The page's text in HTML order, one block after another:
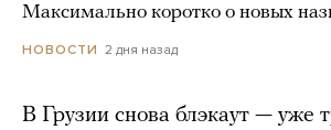
Максимально коротко о новых
НОВОСТИ 2 дня назад
В Грузии снова блэкаут — уже